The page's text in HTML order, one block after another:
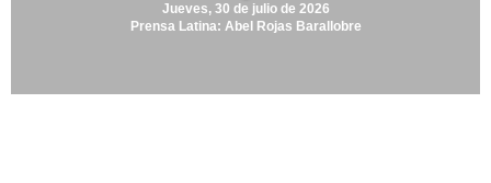
Jueves, 30 de julio de 2026
Prensa Latina: Abel Rojas Barallobre